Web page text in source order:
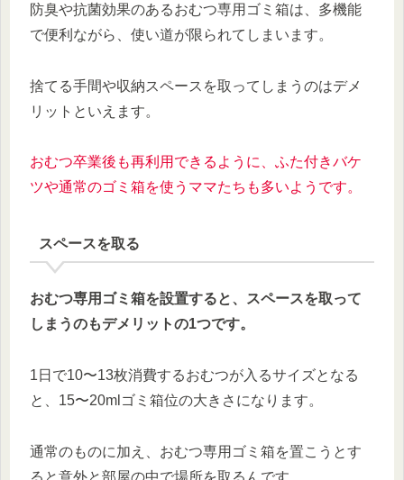
防臭や抗菌効果のあるおむつ専用ゴミ箱は、多機能
で便利ながら、使い道が限られてしまいます。
捨てる手間や収納スペースを取ってしまうのはデメ
リットといえます。
おむつ卒業後も再利用できるように、ふた付きバケ
ツや通常のゴミ箱を使うママたちも多いようです。
スペースを取る
おむつ専用ゴミ箱を設置すると、スペースを取って
しまうのもデメリットの1つです。
1日で10〜13枚消費するおむつが入るサイズとなる
と、15〜20mlゴミ箱位の大きさになります。
通常のものに加え、おむつ専用ゴミ箱を置こうとす
ると意外と部屋の中で場所を取るんです。